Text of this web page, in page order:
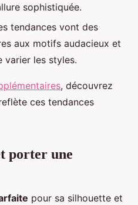
sophistiquée.
tendances vont des
aux motifs audacieux et
varier les styles.
, découvrez
ces tendances
porter une
pour sa silhouette et